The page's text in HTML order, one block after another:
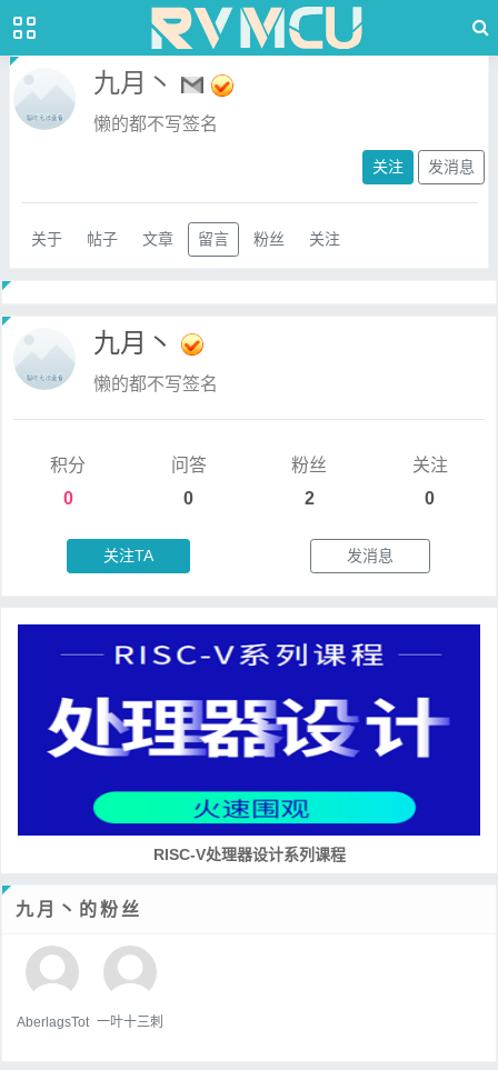
九月丶
懒的都不写签名
关注 发消息
关于 帖子 文章 留言 粉丝 关注
九月丶
懒的都不写签名
积分
0
问答
0
粉丝
2
关注
0
关注TA 发消息
RISC-V处理器设计系列课程
九月丶的粉丝
AberlagsTot 一叶十三刺